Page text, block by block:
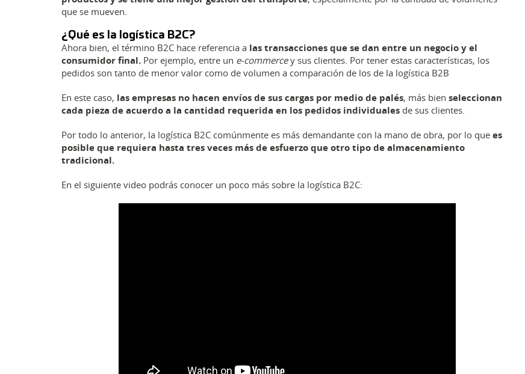
que se mueven.
¿Qué es la logística B2C?
Ahora bien, el término B2C hace referencia a las transacciones que se dan entre un negocio y el
consumidor final. Por ejemplo, entre un e-commercey sus clientes. Por tener estas características, los
pedidos son tanto de menor valor como de volumen a comparación de los de la logística B2B
En este caso, las empresas no hacen envíos de sus cargas por medio de palés, más bien seleccionan
cada pieza de acuerdo a la cantidad requerida en los pedidos individuales de sus clientes.
Por todo lo anterior, la logística B2C comúnmente es más demandante con la mano de obra, por lo que es
posible que requiera hasta tres veces más de esfuerzo que otro tipo de almacenamiento
tradicional.
En el siguiente video podrás conocer un poco más sobre la logística B2C: